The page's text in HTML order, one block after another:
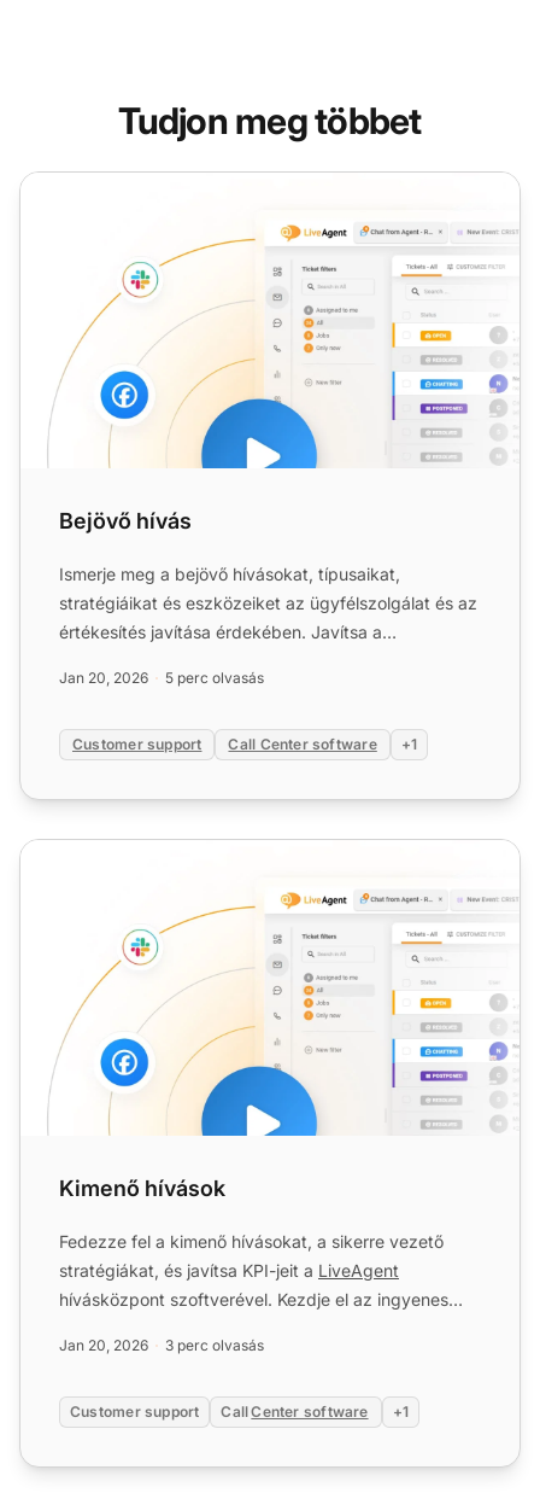
Tudjon meg többet
Bejövő hívás
Bejövő hívás
Ismerje meg a bejövő hívásokat, típusaikat,
stratégiáikat és eszközeiket az ügyfélszolgálat és az
értékesítés javítása érdekében. Javítsa a
Jan 20, 2026 5 perc olvasás
Customer support Call Center software +1
Kimenő hívások
Kimenő hívások
Fedezze fel a kimenő hívásokat, a sikerre vezető
stratégiákat, és javítsa KPI-jeit a LiveAgent
hívásközpont szoftverével. Kezdje el az ingyenes
Jan 20, 2026 3 perc olvasás
Customer support CallCenter software +1